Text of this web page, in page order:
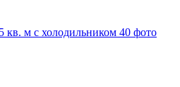
кв. м с холодильником 40 фото